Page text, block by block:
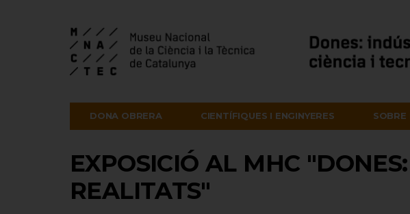
DONA OBRERA CIENTÍFIQUES I ENGINYERES SOBRE
EXPOSICIÓ AL MHC
REALITATS"